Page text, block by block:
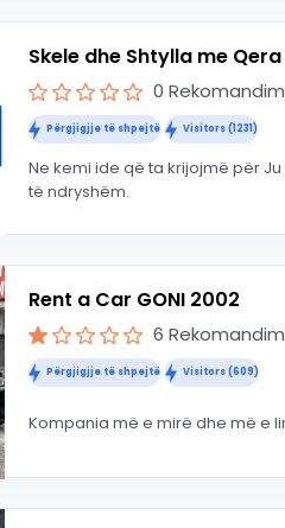
Skele dhe Shtylla me Qera
0
Përgjigjje të shpejtë Visitors (1231)
Ne kemi ide që ta krijojmë për
të ndryshëm.
Rent a Car GONI 2002
6
Përgjigjje të shpejtë Visitors (609)
Kompania më e mirë dhe më e